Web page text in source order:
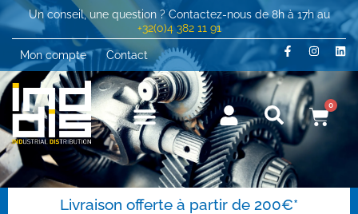
Un conseil, une question ? Contactez-nous de 8h à 17h au
+32(0)4 382 11 91
Mon compte
Contact
0
Livraison offerte à partir de 200€*